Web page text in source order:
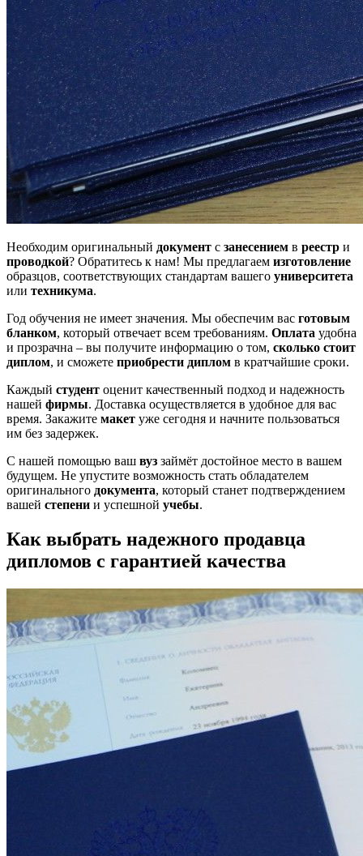
Необходим оригинальный документ с занесением в реестр и
проводкой? Обратитесь к нам! Мы предлагаем изготовление
образцов, соответствующих стандартам вашего университета
или техникума.
Год обучения не имеет значения. Мы обеспечим вас готовым
бланком, который отвечает всем требованиям. Оплата удобна
и прозрачна – вы получите информацию о том, сколько стоит
диплом, и сможете приобрести диплом в кратчайшие сроки.
Каждый студент оценит качественный подход и надежность
нашей фирмы. Доставка осуществляется в удобное для вас
время. Закажите макет уже сегодня и начните пользоваться
им без задержек.
С нашей помощью ваш вуз займёт достойное место в вашем
будущем. Не упустите возможность стать обладателем
оригинального документа, который станет подтверждением
вашей степени и успешной учебы.
Как выбрать надежного продавца
дипломов с гарантией качества